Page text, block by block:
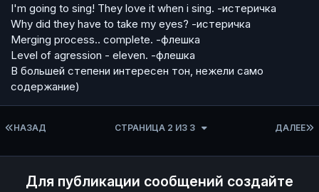
I'm going to sing! They love it when i sing. -истеричка
Why did they have to take my eyes? -истеричка
Merging process.. complete. -флешка
Level of agression - eleven. -флешка
В большей степени интересен тон, нежели само
содержание)
ПЕРВАЯ СТРАНИЦА
НАЗАД ДАЛЕЕ
СТРАНИЦА 2 ИЗ 3
Для публикации сообщений создайте